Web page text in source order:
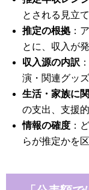
とされる見立
推定の根拠 ：
とに、収入が
収入源の内訳
演・関連グッ
生活・家族に
の支出、支援
情報の確度 ：
らが推定かを